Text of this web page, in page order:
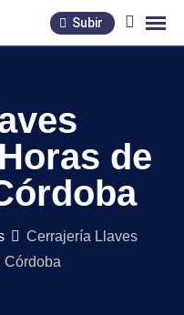
Subir
de
Cerrajería Llaves
Córdoba